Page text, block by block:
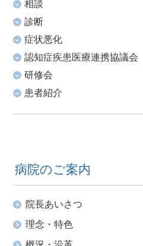
相談
診断
症状悪化
認知症疾患医療連携協議会
研修会
患者紹介
病院のご案内
院長あいさつ
理念・特色